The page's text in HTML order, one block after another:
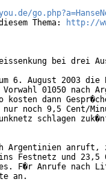
Thema:
http://
bei drei
6. August 2003
Vorwahl 01050 nach
kosten dann
nur noch 9,5 Cent/
schlagen
Argentinien
Festnetz und
F�r Anrufe nach
an.